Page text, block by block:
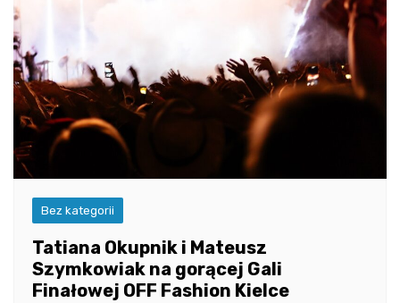
Bez kategorii
Tatiana Okupnik i Mateusz
Szymkowiak na gorącej Gali
Finałowej OFF Fashion Kielce